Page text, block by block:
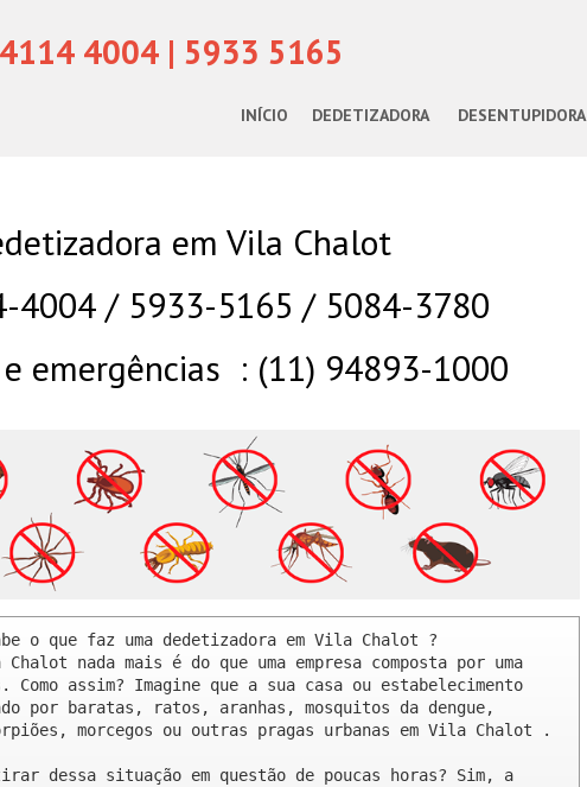
4004 | 5933 5165
INÍCIO DEDETIZADORA DESENTUPIDORA
em Vila Chalot
4004 / 5933-5165 / 5084-3780
emergências : (11) 94893-1000
o que faz uma dedetizadora em Vila Chalot ?
nada mais é do que uma empresa composta por uma
assim? Imagine que a sua casa ou estabelecimento
por baratas, ratos, aranhas, mosquitos da dengue,
morcegos ou outras pragas urbanas em Vila Chalot .
dessa situação em questão de poucas horas? Sim, a